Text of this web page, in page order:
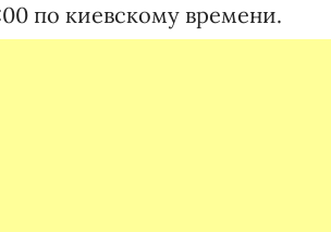
по киевскому времени.